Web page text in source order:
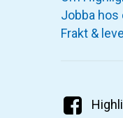
Jobba hos
Frakt &